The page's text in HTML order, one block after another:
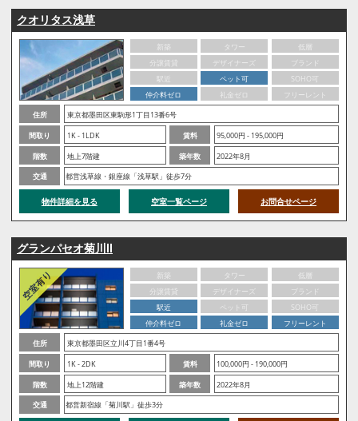
クオリタス浅草
新築 タワー
低層
分譲賃貸
デザイナーズ
ブランド
駅近
ペット可
SOHO可
仲介料ゼロ
礼金ゼロ
フリーレント
住所
東京都墨田区東駒形1丁目13番6号
間取り
1K - 1LDK 賃料
95,000円 - 195,000円
階数
地上7階建 築年数
2022年8月
交通
都営浅草線・銀座線「浅草駅」徒歩7分
物件詳細を見る 空室一覧ページ お問合せページ
グランパセオ菊川Ⅱ
新築 タワー
低層
分譲賃貸
デザイナーズ
ブランド
駅近
ペット可
SOHO可
仲介料ゼロ
礼金ゼロ
フリーレント
住所
東京都墨田区立川4丁目1番4号
間取り
1K - 2DK 賃料
100,000円 - 190,000円
階数
地上12階建 築年数
2022年8月
交通
都営新宿線「菊川駅」徒歩3分